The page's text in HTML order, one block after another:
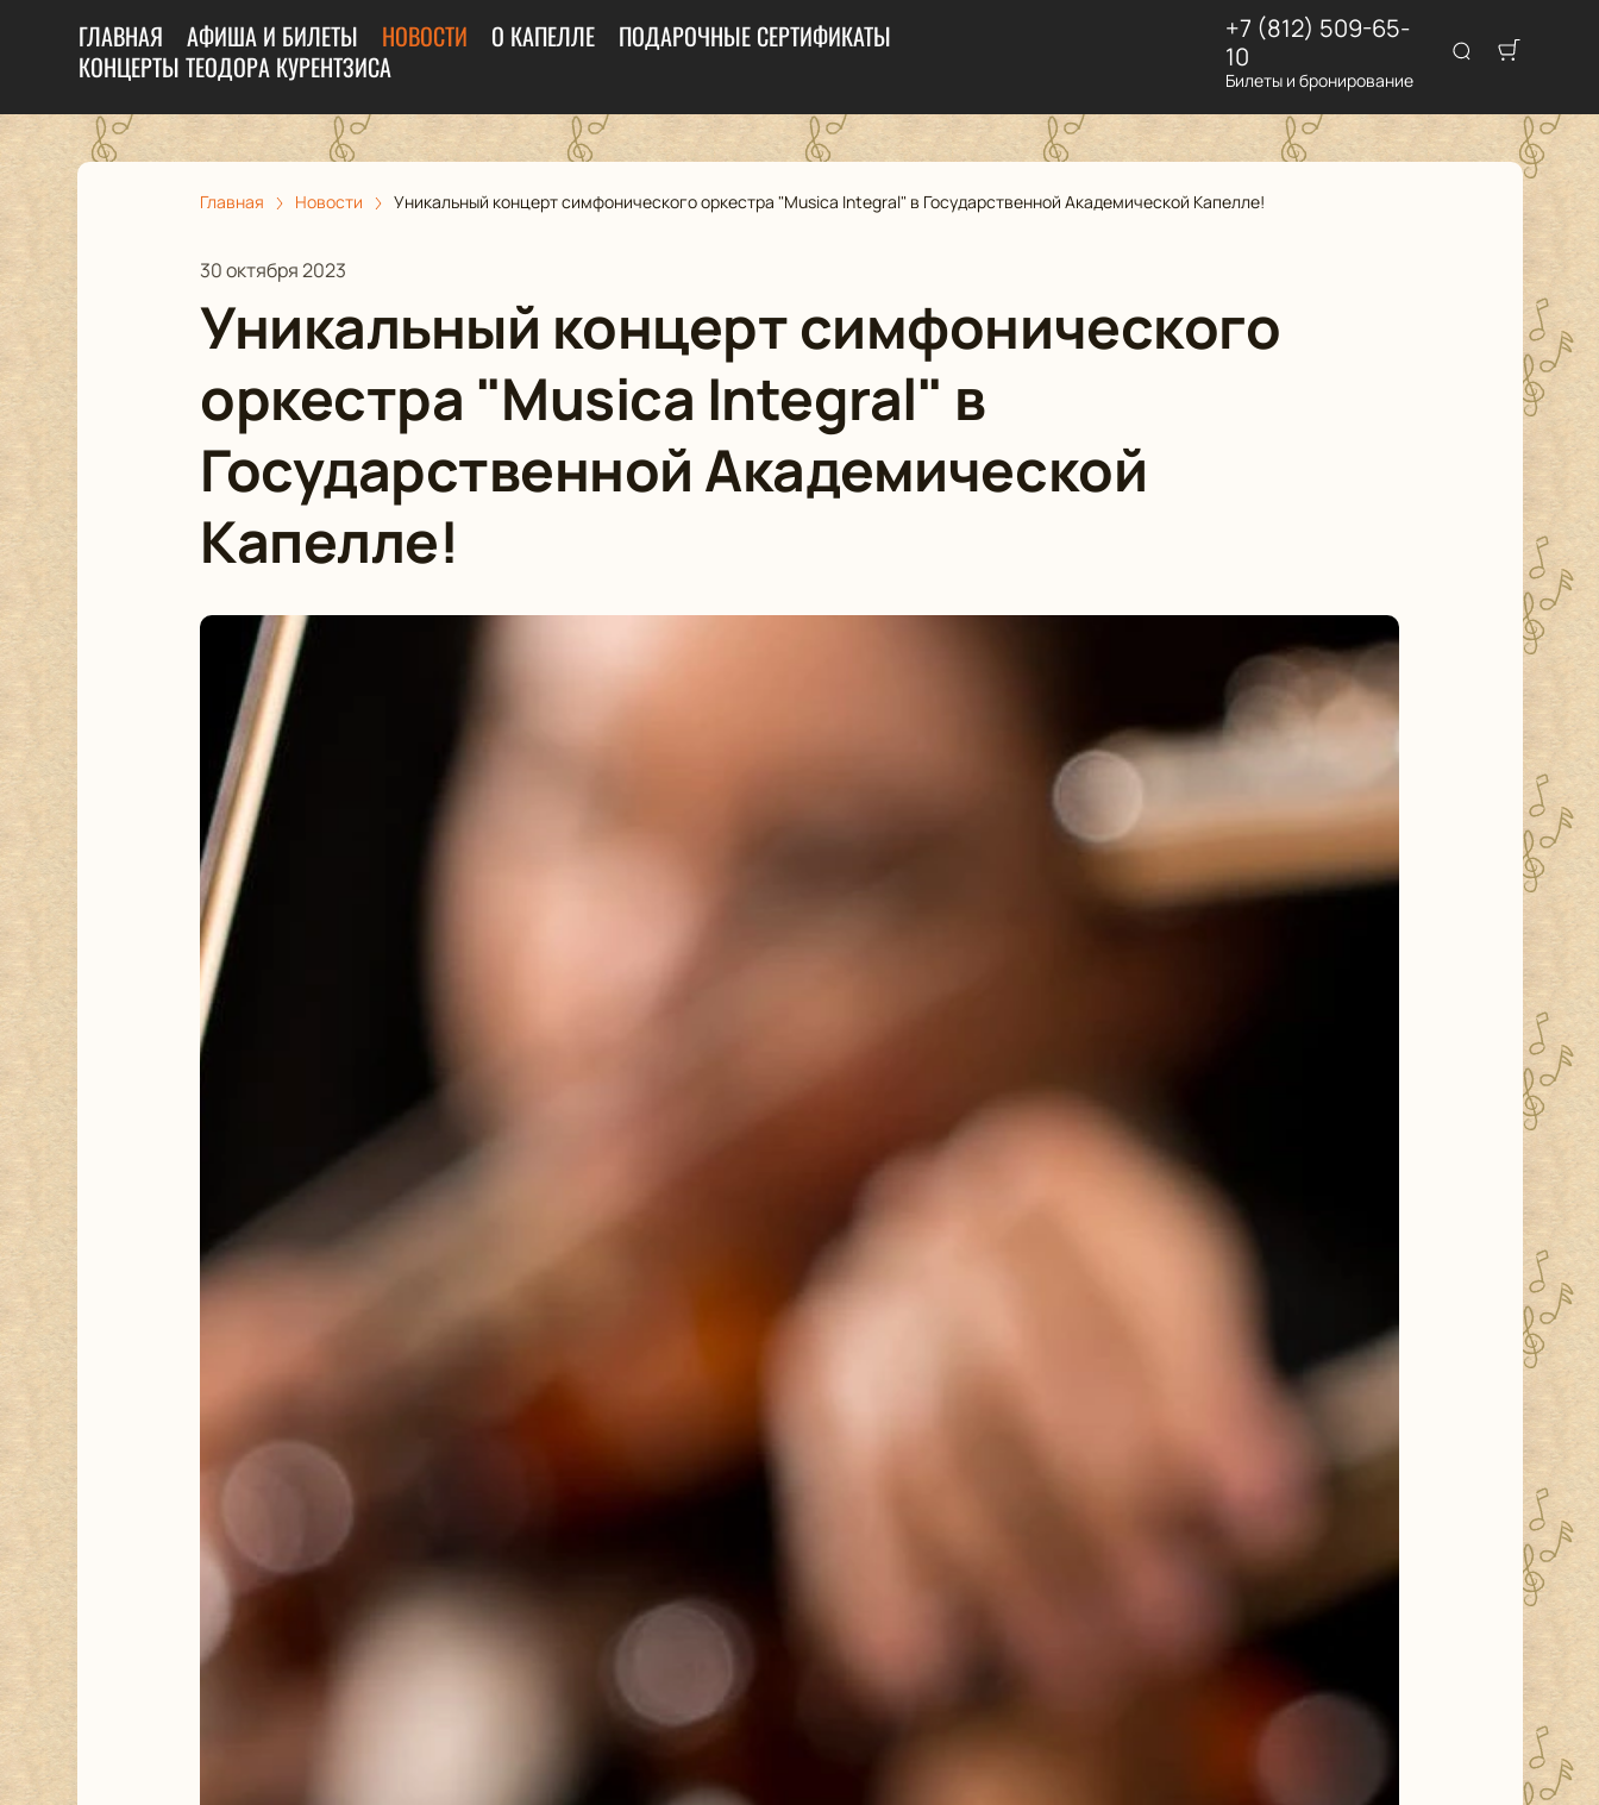
ГЛАВНАЯ АФИША И БИЛЕТЫ НОВОСТИ О КАПЕЛЛЕ
ПОДАРОЧНЫЕ СЕРТИФИКАТЫ
КОНЦЕРТЫ ТЕОДОРА КУРЕНТЗИСА
+7 (812) 509-65-
10
Билеты и бронирование
Главная Новости Уникальный концерт симфонического оркестра "Musica Integral" в Государственной Академической Капелле!
30 октября 2023
Уникальный концерт симфонического
оркестра "Musica Integral" в
Государственной Академической
Капелле!